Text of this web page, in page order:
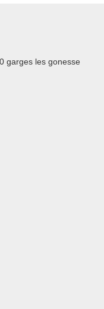
garges les gonesse